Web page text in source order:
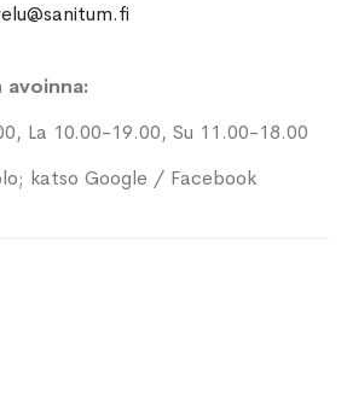
avoinna:
La 10.00-19.00, Su 11.00-18.00
katso Google / Facebook